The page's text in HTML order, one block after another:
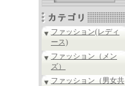
ファッション(レディ
ース)
ファッション（メン
ズ）
ファッション（男女共